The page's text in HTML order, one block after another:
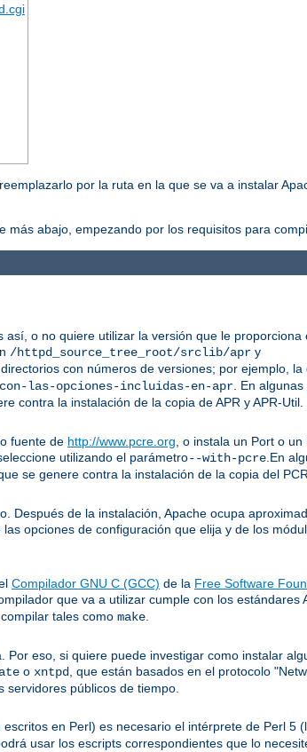
por la ruta en la que se va a instalar
abajo, empezando por los requisitos para
o no quiere utilizar la versión que le
/httpd_source_tree_root/srclib/apr y
con números de versiones; por ejemplo,
las-opciones-incluidas-en-apr . En
contra la instalación de la copia de APR y APR-Util.
fuente de http://www.pcre.org , o instala un Port o
utilizando el parámetro--with-pcre .En
se genere contra la instalación de la copia del
Después de la instalación, Apache ocupa
opciones de configuración que elija y de los
Compilador GNU C (GCC) de la Free Software
que va a utilizar cumple con los estándares
tales como make
eso, si quiere puede investigar como instalar
o xntpd
, que están basados en el protocolo
públicos de tiempo.
escritos en Perl) es necesario el intérprete de Perl 5
usar los escripts correspondientes que lo